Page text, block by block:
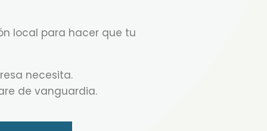
local para hacer que tu
necesita.
de vanguardia.